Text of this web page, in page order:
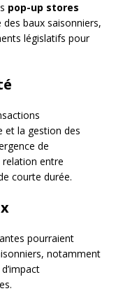
pop-up stores
baux saisonniers,
législatifs pour
et la gestion des
de
entre
courte durée.
pourraient
notamment